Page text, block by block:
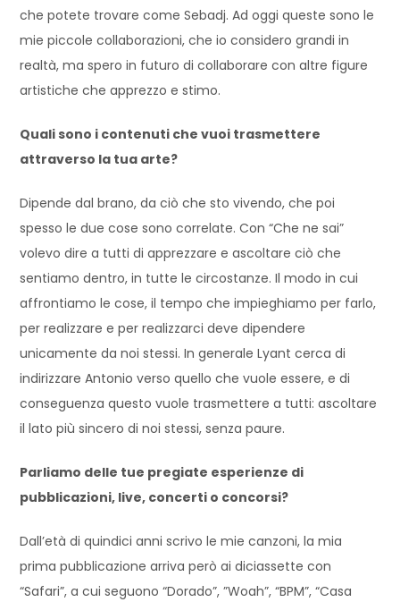
che potete trovare come Sebadj. Ad oggi queste sono le
mie piccole collaborazioni, che io considero grandi in
realtà, ma spero in futuro di collaborare con altre figure
artistiche che apprezzo e stimo.
Quali sono i contenuti che vuoi trasmettere
attraverso la tua arte?
Dipende dal brano, da ciò che sto vivendo, che poi
spesso le due cose sono correlate. Con “Che ne sai”
volevo dire a tutti di apprezzare e ascoltare ciò che
sentiamo dentro, in tutte le circostanze. Il modo in cui
affrontiamo le cose, il tempo che impieghiamo per farlo,
per realizzare e per realizzarci deve dipendere
unicamente da noi stessi. In generale Lyant cerca di
indirizzare Antonio verso quello che vuole essere, e di
conseguenza questo vuole trasmettere a tutti: ascoltare
il lato più sincero di noi stessi, senza paure.
Parliamo delle tue pregiate esperienze di
pubblicazioni, live, concerti o concorsi?
Dall’età di quindici anni scrivo le mie canzoni, la mia
prima pubblicazione arriva però ai diciassette con
“Safari”, a cui seguono “Dorado”, ”Woah”, “BPM”, “Casa